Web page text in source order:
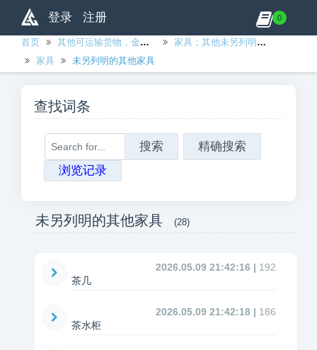
0
登录 注册
首页 其他可运输货物，金属制品、机械和设备除外
家具；其他未另列明的可运输货物
家具
未另列明的其他家具
查找词条
搜索
精确搜索
浏览记录
未另列明的其他家具 (28)
2026.05.09 21:42:16 | 192
茶几
2026.05.09 21:42:18 | 186
茶水柜